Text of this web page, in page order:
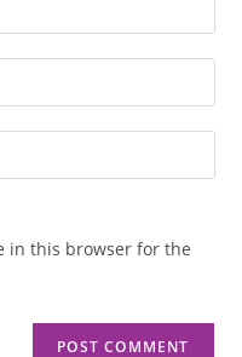
in this browser for the